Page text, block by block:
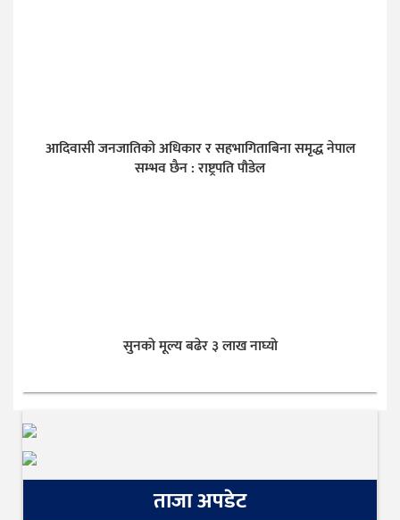
आदिवासी जनजातिको अधिकार र सहभागिताबिना समृद्ध नेपाल
सम्भव छैन : राष्ट्रपति पौडेल
सुनकाे मूल्य बढेर ३ लाख नाघ्याे
ताजा अपडेट